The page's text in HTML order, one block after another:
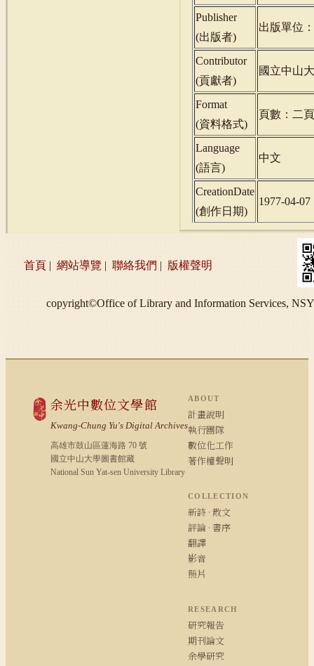
Publisher
(出版者)
出版單位
Contributor
(貢獻者)
國立中山
Format
(資料格式)
頁數：二頁
Language
(語言)
中文
CreationDate
(創作日期)
1977-04-07
首頁 | 網站導覽 | 聯絡我們 | 版權聲明
copyright©Office of Library and Information Services,
余光中數位文學館
Kwang-Chung Yu's Digital Archives
高雄市鼓山區蓮海路 70 號
國立中山大學圖書館藏
National Sun Yat-sen University Library
ABOUT
計畫說明
執行團隊
數位化工作
著作權聲明
COLLECTION
新詩 · 散文
評論 · 書序
翻譯
影音
照片
RESEARCH
研究報告
期刊論文
余學研究